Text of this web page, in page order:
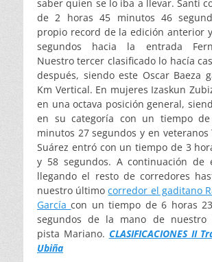
saber quien se lo iba a llevar. Santi
de 2 horas 45 minutos 46
propio record de la edición anterior
segundos hacia la entrada
Nuestro tercer clasificado lo hacía
después, siendo este Oscar Baeza
Km Vertical. En mujeres Izaskun
en una octava posición general,
en su categoría con un tiempo
minutos 27 segundos y en veteranos
Suárez entró con un tiempo de 3
y 58 segundos. A continuación de
llegando el resto de corredores
nuestro últimocorredor el gaditano
Garcíacon un tiempo de 6 horas
segundos de la mano de nuestro
pista Mariano. CLASIFICACIONES II
Ubiña